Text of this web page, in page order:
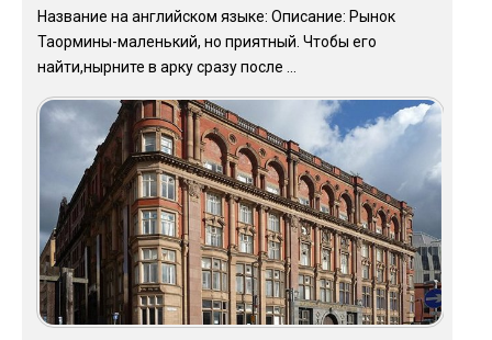
Название на английском языке: Описание: Рынок
Таормины-маленький, но приятный. Чтобы его
найти,нырните в арку сразу после ...